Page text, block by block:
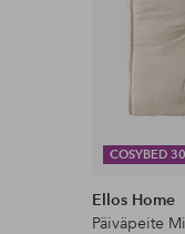
COSYBED
Ellos Home
Päiväpeite